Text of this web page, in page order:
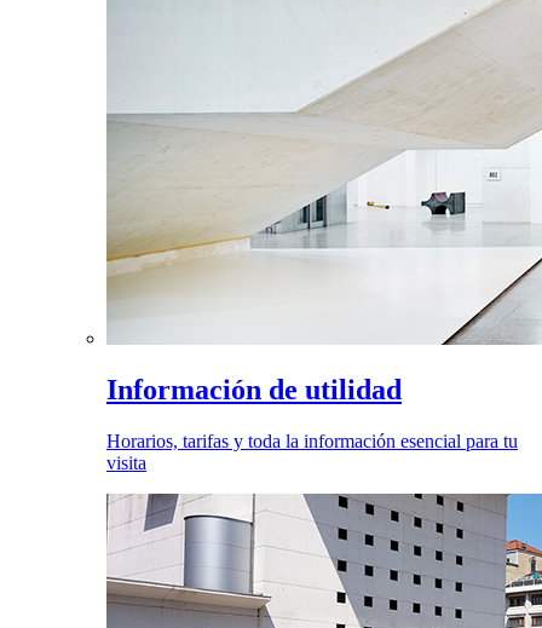
Información de utilidad
Horarios, tarifas y toda la información esencial para tu
visita